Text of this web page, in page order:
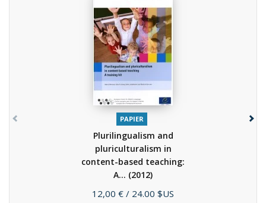
PAPIER
Plurilingualism and
pluriculturalism in
content-based teaching:
A... (2012)
Prix
12,00 € / 24.00 $US